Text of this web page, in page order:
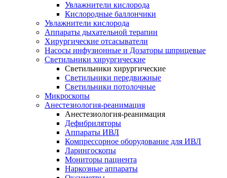
Увлажнители кислорода
Кислородные баллончики
Увлажнители кислорода
Аппараты дыхательной терапии
Хирургические отсасыватели
Насосы инфузионные и Дозаторы шприцевые
Светильники хирургические
Светильники хирургические
Светильники передвижные
Светильники потолочные
Микроскопы
Анестезиология-реанимация
Анестезиология-реанимация
Дефибриляторы
Аппараты ИВЛ
Компрессорное оборудование для ИВЛ
Ларингоскопы
Мониторы пациента
Наркозные аппараты